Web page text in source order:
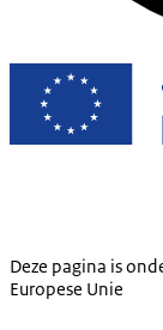
Deze pagina is
Europese Unie